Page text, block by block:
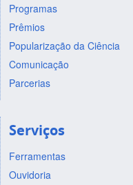
Programas
Prêmios
Popularização da Ciência
Comunicação
Parcerias
Serviços
Ferramentas
Ouvidoria